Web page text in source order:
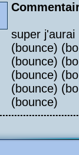
super
(bounce)
(bounce)
(bounce)
(bounce)
(bounce)